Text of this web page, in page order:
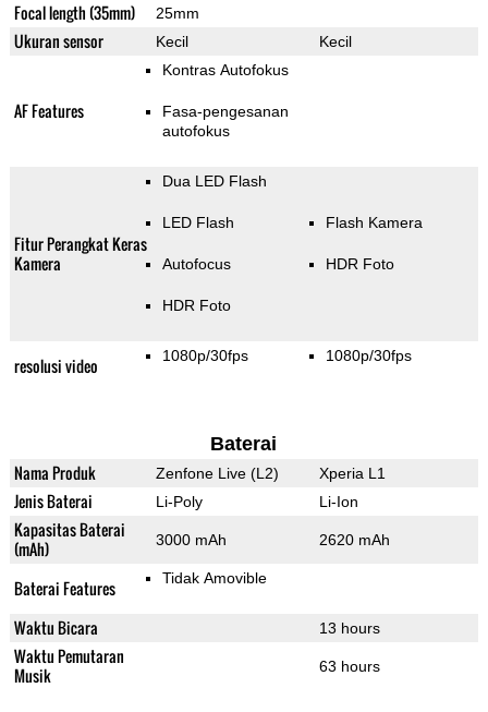
Focal length (35mm) 25mm
Ukuran sensor Kecil Kecil
AF Features
Kontras Autofokus
Fasa-pengesanan
autofokus
Fitur Perangkat Keras
Kamera
Dua LED Flash
LED Flash
Autofocus
HDR Foto
Flash Kamera
HDR Foto
resolusi video 1080p/30fps 1080p/30fps
Baterai
Nama Produk Zenfone Live (L2) Xperia L1
Jenis Baterai Li-Poly Li-Ion
Kapasitas Baterai
(mAh)
3000 mAh 2620 mAh
Baterai Features Tidak Amovible
Waktu Bicara 13 hours
Waktu Pemutaran
Musik
63 hours